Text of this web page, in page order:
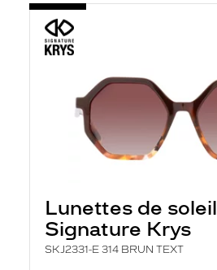
Lunettes de soleil
Signature Krys
SKJ2331-E 314 BRUN TEXT